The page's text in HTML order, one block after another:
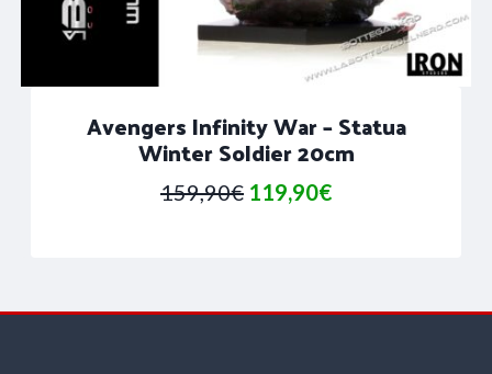
Avengers Infinity War – Statua
Winter Soldier 20cm
159,90€ Il
119,90€Il